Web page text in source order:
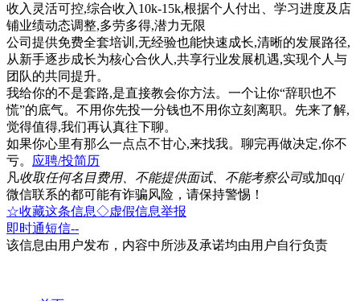
收入灵活可控,综合收入10k-15k,根据个人付出、学习进度及店
铺业绩动态调整,多劳多得,潜力无限
公司提供免费全套培训,无经验也能快速成长,清晰的发展路径,
从新手逐步成长为核心合伙人,共享行业发展机遇,实现个人与
团队的共同提升。
我给你的不是套路,是直接教会你方法。一个让你“辞职也不
慌”的底气。不用你先投一分钱也不用你立刻离职。先来了解,
觉得值得,我们再认真往下聊。
如果你心里有那么一点点不甘心,来找我。聊完再做决定,你不
亏。 应聘/投简历
凡收取任何名目费用、不能提供面试、不能考察公司或加qq/
微信联系的都可能有诈骗风险，请保持警惕！
☆收藏这条信息◇虚假信息举报
即时通短信--
该信息由用户发布，内容中所涉及承诺均由用户自行负责